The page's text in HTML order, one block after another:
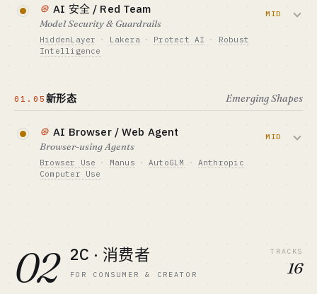
最适合 · BEST FIT
PLG 极客（垂直方向）
查看深度分析 →
按站点 / 仓库 · ACV $200K-2M
标杆 · BENCHMARK
Loop 2026.04 完成 $95M C 轮
性化教辅 infra。
资金底线 · CAPITAL
$150K-1.5M + 渠道
标杆 · BENCHMARK
件
最适合 · BEST FIT
行业老炮（教育资源）
⊛ AI 安全 / Red Team
Model Security & Guardrails
HiddenLayer · Lakera · Protect AI ·
Robust
Intelligence
$150K-700K
GTM · SALES MOTION
企业授权 + 服务咨询混合
标杆 · BENCHMARK
查看深度分析 →
MID
01.05 新形态 Emerging Shapes
⊛ AI Browser / Web Agent
Browser-using Agents
Browser Use · Manus · AutoGLM ·
Anthropic
Computer Use
$70K-400K
GTM · SALES MOTION
API 计费或包装成垂直 SaaS
MID
02 2C · 消费者
FOR CONSUMER & CREATOR
TRACKS
16